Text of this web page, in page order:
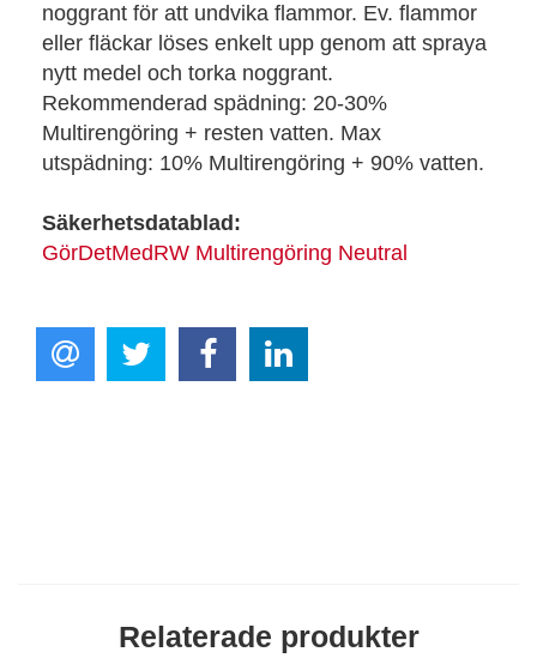
noggrant för att undvika flammor. Ev. flammor
eller fläckar löses enkelt upp genom att spraya
nytt medel och torka noggrant.
Rekommenderad spädning: 20-30%
Multirengöring + resten vatten. Max
utspädning: 10% Multirengöring + 90% vatten.
Säkerhetsdatablad:
GörDetMedRW Multirengöring Neutral
Relaterade produkter